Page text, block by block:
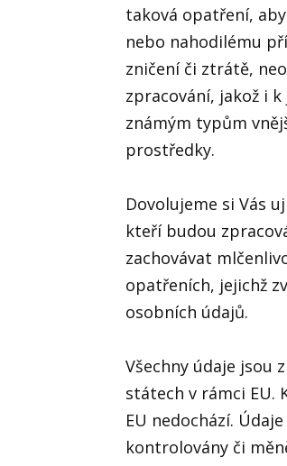
taková opatření,
nebo nahodilému
zničení či ztrátě,
zpracování, jakož i
známým typům
prostředky.
Dovolujeme si Vás
kteří budou
zachovávat
opatřeních, jejichž
osobních údajů.
Všechny údaje jsou
státech v rámci EU.
EU nedochází.
kontrolovány či